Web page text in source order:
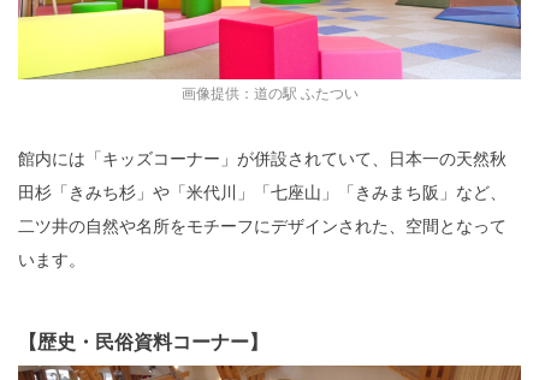
画像提供：道の駅 ふたつい
館内には「キッズコーナー」が併設されていて、日本一の天然秋
田杉「きみち杉」や「米代川」「七座山」「きみまち阪」など、
二ツ井の自然や名所をモチーフにデザインされた、空間となって
います。
【歴史・民俗資料コーナー】